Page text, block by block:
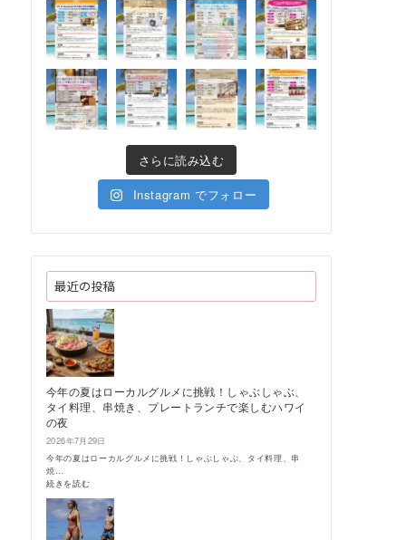
さらに読み込む
Instagram でフォロー
最近の投稿
今年の夏はローカルグルメに挑戦！しゃぶしゃぶ、
タイ料理、串焼き、プレートランチで楽しむハワイ
の夜
2026年7月29日
今年の夏はローカルグルメに挑戦！しゃぶしゃぶ、タイ料理、串
焼…
続きを読む:
年
の